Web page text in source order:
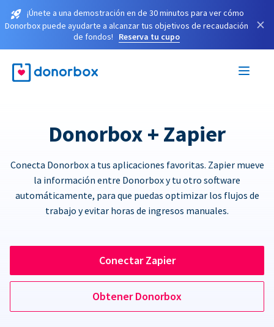
¡Únete a una demostración en de 30 minutos para ver cómo
Donorbox puede ayudarte a alcanzar tus objetivos de recaudación
de fondos!
Reserva tu cupo
×
Donorbox + Zapier
Conecta Donorbox a tus aplicaciones favoritas. Zapier mueve
la información entre Donorbox y tu otro software
automáticamente, para que puedas optimizar los flujos de
trabajo y evitar horas de ingresos manuales.
Conectar Zapier
Obtener Donorbox